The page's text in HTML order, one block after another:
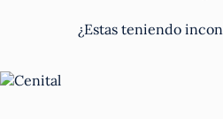
¿Estas teniendo